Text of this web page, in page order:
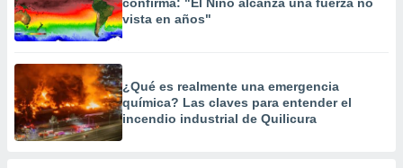
vista en años"
¿Qué es realmente una emergencia
química? Las claves para entender el
incendio industrial de Quilicura